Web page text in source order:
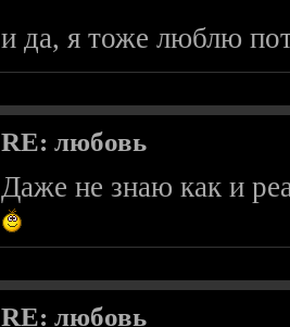
и да, я тоже люблю
RE: любовь
Даже не знаю как и
RE: любовь